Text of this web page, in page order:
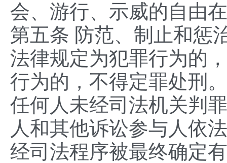
会、游行、示威的自由
第五条 防范、制止和惩
法律规定为犯罪行为的
行为的，不得定罪处刑。
任何人未经司法机关判
人和其他诉讼参与人依
经司法程序被最终确定